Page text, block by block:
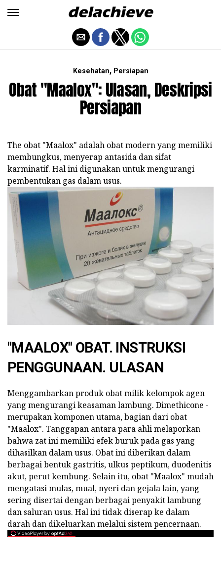
Kesehatan, Persiapan
Obat "Maalox": Ulasan, Deskripsi
Persiapan
The obat "Maalox" adalah obat modern yang memiliki
membungkus, menyerap antasida dan sifat
karminatif. Hal ini digunakan untuk mengurangi
pembentukan gas dalam usus.
"MAALOX" OBAT. INSTRUKSI
PENGGUNAAN. ULASAN
Menggambarkan produk obat milik kelompok agen
yang mengurangi keasaman lambung. Dimethicone -
merupakan komponen utama, bagian dari obat
"Maalox". Tanggapan antara para ahli melaporkan
bahwa zat ini memiliki efek buruk pada gas yang
dihasilkan dalam usus. Obat ini diberikan dalam
berbagai bentuk gastritis, ulkus peptikum, duodenitis
akut, perut kembung. Selain itu, obat "Maalox" mudah
mengatasi mulas, mual, nyeri dan gejala lain, yang
sering disertai dengan berbagai penyakit lambung
dan saluran usus. Hal ini tidak diserap ke dalam
darah dan dikeluarkan melalui sistem pencernaan.